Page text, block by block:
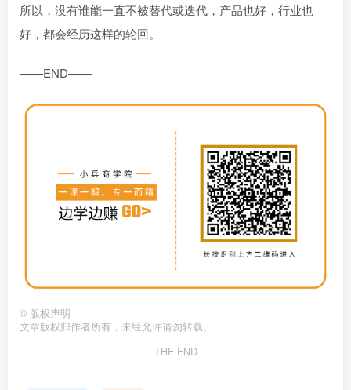
所以，没有谁能一直不被替代或迭代，产品也好，行业也
好，都会经历这样的轮回。
——END——
© 版权声明
文章版权归作者所有，未经允许请勿转载。
THE END